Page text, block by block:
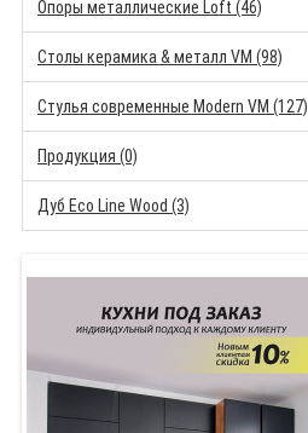
Опоры металлические Loft (46)
Столы керамика & металл VM (98)
Стулья современные Modern VM (127)
Продукция (0)
Дуб Eco Line Wood (3)